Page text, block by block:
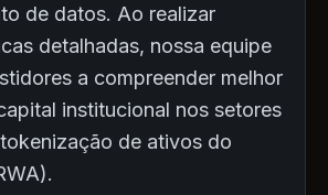
de datos. Ao realizar
detalhadas, nossa equipe
a compreender melhor
institucional nos setores
de ativos do